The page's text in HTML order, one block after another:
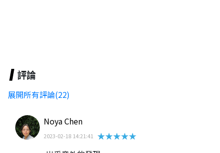
評論
展開所有評論(22)
Noya Chen
2023-02-18 14:21:41
★★★★★